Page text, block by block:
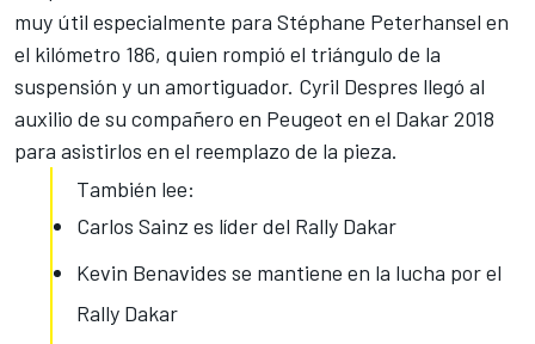
muy útil especialmente para Stéphane Peterhansel en
el kilómetro 186, quien rompió el triángulo de la
suspensión y un amortiguador. Cyril Despres llegó al
auxilio de su compañero en Peugeot en el Dakar 2018
para asistirlos en el reemplazo de la pieza.
También lee:
Carlos Sainz es líder del Rally Dakar
Kevin Benavides se mantiene en la lucha por el
Rally Dakar